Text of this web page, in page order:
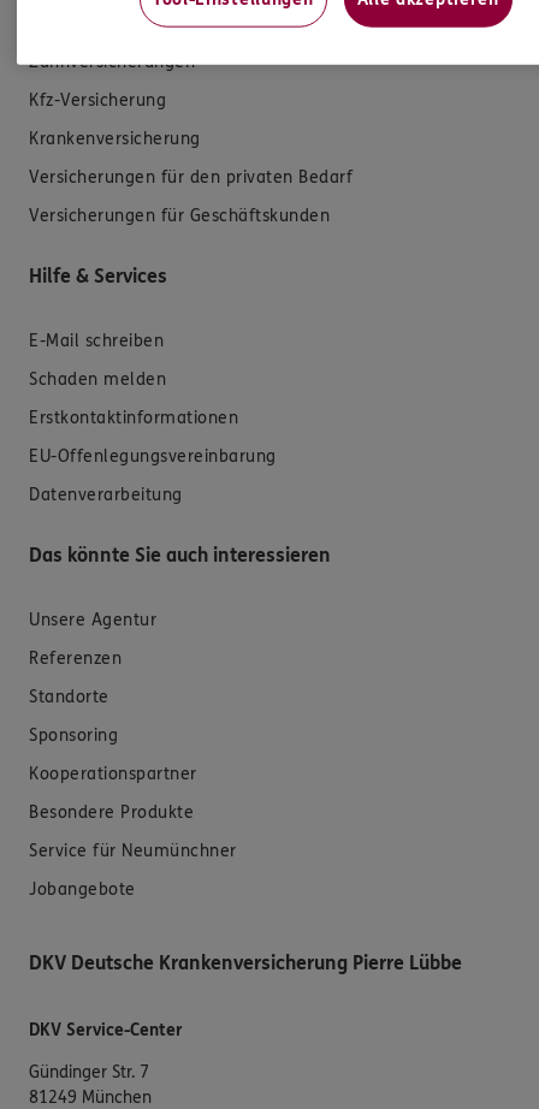
Zahnversicherungen
Kfz-Versicherung
Krankenversicherung
Versicherungen für den privaten Bedarf
Versicherungen für Geschäftskunden
Hilfe & Services
E-Mail schreiben
Schaden melden
Erstkontaktinformationen
EU-Offenlegungsvereinbarung
Datenverarbeitung
Das könnte Sie auch interessieren
Unsere Agentur
Referenzen
Standorte
Sponsoring
Kooperationspartner
Besondere Produkte
Service für Neumünchner
Jobangebote
DKV Deutsche Krankenversicherung Pierre Lübbe
DKV Service-Center
Gündinger Str. 7
81249 München